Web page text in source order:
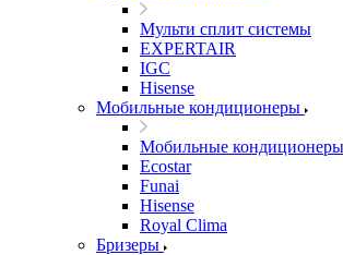
Мульти сплит системы
EXPERTAIR
IGC
Hisense
Мобильные кондиционеры
Мобильные кондиционеры
Ecostar
Funai
Hisense
Royal Clima
Бризеры